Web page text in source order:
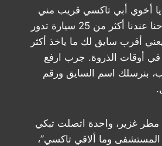
أخوي أبي تاكسي قريب مني
الصليبخات الحين!” احنا عندنا أكثر من 25 سيارة تدور
24/7، يعني أقرب سايق لك ما ياخذ أكثر
حتى في أوقات الذروة. جرب ارفع
بنرسلك اسم السايق ورقم
مطر غزير، واحدة اتصلت تبكي
وما ألاقي تاكسي”،